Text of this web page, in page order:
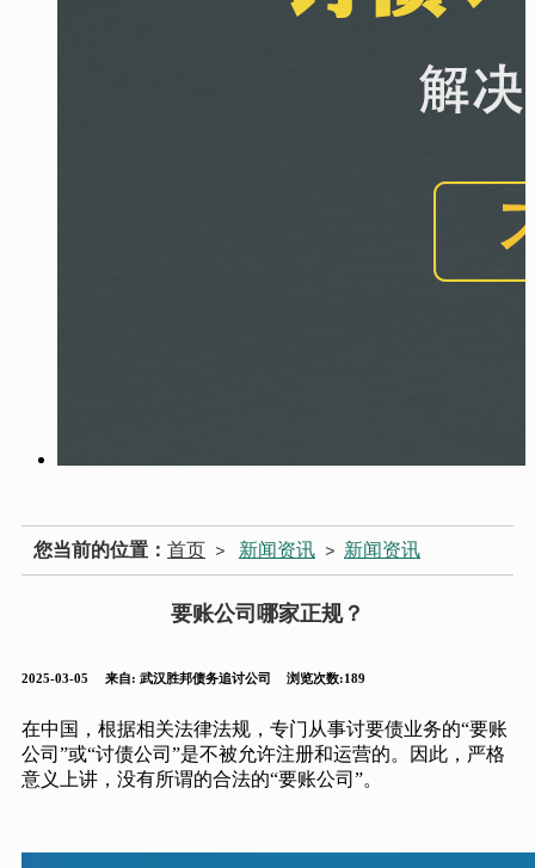
您当前的位置： 首页 > 新闻资讯 > 新闻资讯
要账公司哪家正规？
2025-03-05 来自: 武汉胜邦债务追讨公司 浏览次数:189
在中国，根据相关法律法规，专门从事讨要债业务的“要账
公司”或“讨债公司”是不被允许注册和运营的。因此，严格
意义上讲，没有所谓的合法的“要账公司”。